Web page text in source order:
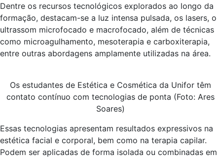
Dentre os recursos tecnológicos explorados ao longo da
formação, destacam-se a luz intensa pulsada, os lasers, o
ultrassom microfocado e macrofocado, além de técnicas
como microagulhamento, mesoterapia e carboxiterapia,
entre outras abordagens amplamente utilizadas na área.
Os estudantes de Estética e Cosmética da Unifor têm
contato contínuo com tecnologias de ponta (Foto: Ares
Soares)
Essas tecnologias apresentam resultados expressivos na
estética facial e corporal, bem como na terapia capilar.
Podem ser aplicadas de forma isolada ou combinadas em